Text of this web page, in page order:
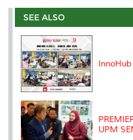
e
b
o
o
k
t
r
e
I
l
SEE ALSO
UPM